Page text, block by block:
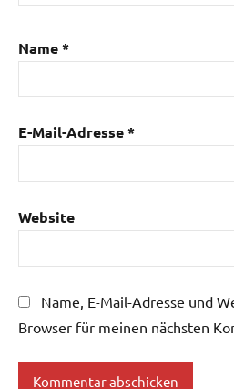
Name*
E-Mail-Adresse*
Website
Name, E-Mail-Adresse und
Browser für meinen nächsten